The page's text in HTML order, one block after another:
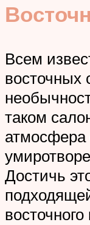
Всем
восточных
таком
атмосфера
Достичь